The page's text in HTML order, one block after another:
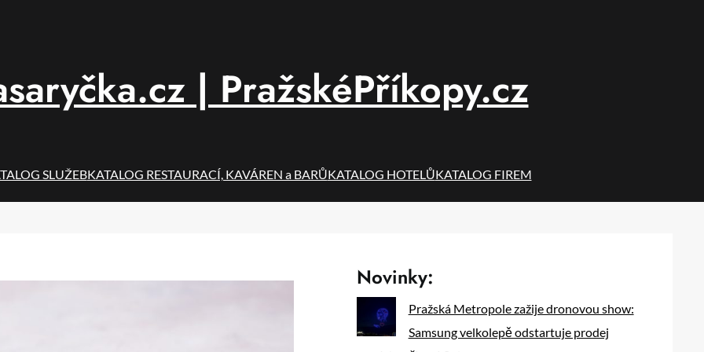
| PražskéPříkopy.cz
SLUŽEBKATALOG RESTAURACÍ, KAVÁREN a BARŮKATALOG HOTELŮKATALOG FIREM
Novinky:
Pražská Metropole zažije dronovou show:
Samsung velkolepě odstartuje prodej